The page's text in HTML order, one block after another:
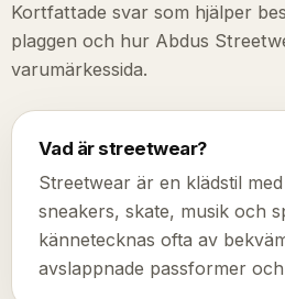
Kortfattade svar som hjälper
plaggen och hur Abdus
varumärkessida.
Vad är streetwear?
Streetwear är en klädstil
sneakers, skate, musik och
kännetecknas ofta av
avslappnade passformer